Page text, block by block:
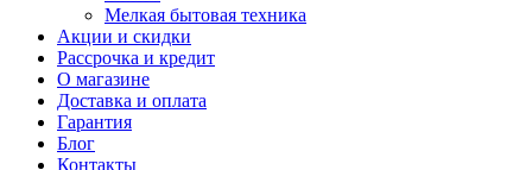
Мелкая бытовая техника
Акции и скидки
Рассрочка и кредит
О магазине
Доставка и оплата
Гарантия
Блог
Контакты